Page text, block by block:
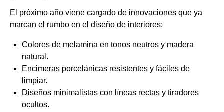
El próximo año viene cargado de innovaciones que ya
marcan el rumbo en el diseño de interiores:
Colores de melamina en tonos neutros y madera
natural.
Encimeras porcelánicas resistentes y fáciles de
limpiar.
Diseños minimalistas con líneas rectas y tiradores
ocultos.